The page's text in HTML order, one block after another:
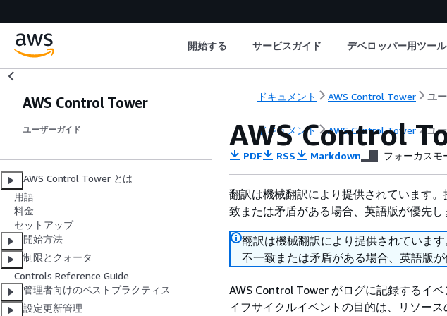
開始する サービスガイド デベロッパー用ツール
AWS Control Tower
ユーザーガイド
AWS Control Tower とは
用語
料金
セットアップ
開始方法
制限とクォータ
Controls Reference Guide
管理者向けのベストプラクティス
設定更新管理
ドキュメント AWS Control Tower ユ
ドキュメント AWS Control Tower ユ
AWS Control
PDF RSS Markdown フォーカスモ
翻訳は機械翻訳により提供されています
致または矛盾がある場合、英語版が優先し
翻訳は機械翻訳により提供されていま
不一致または矛盾がある場合、英語版が
AWS Control Tower がログに記録するイ
イフサイクルイベントの目的は、リソー